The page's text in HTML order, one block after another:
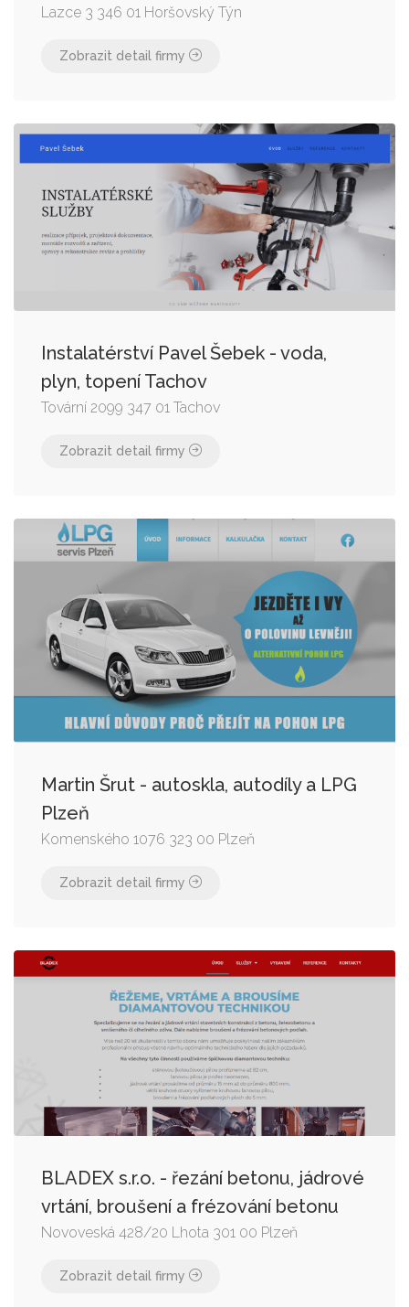
Lazce 3 346 01 Horšovský Týn
Zobrazit detail firmy
Instalatérství Pavel Šebek - voda,
plyn, topení Tachov
Tovární 2099 347 01 Tachov
Zobrazit detail firmy
Martin Šrut - autoskla, autodíly a LPG
Plzeň
Komenského 1076 323 00 Plzeň
Zobrazit detail firmy
BLADEX s.r.o. - řezání betonu, jádrové
vrtání, broušení a frézování betonu
Novoveská 428/20 Lhota 301 00 Plzeň
Zobrazit detail firmy